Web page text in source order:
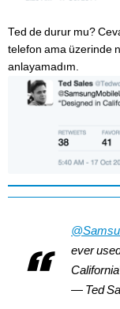
Ted de durur mu?
telefon ama üzerinde
anlayamadım.
ever
— Ted